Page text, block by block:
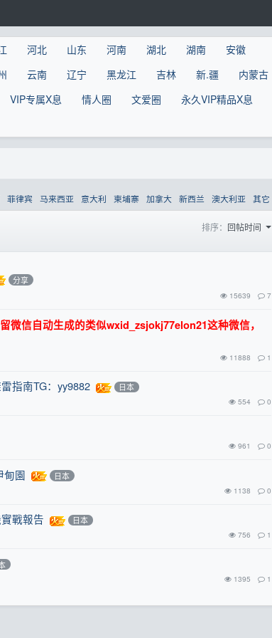
河北 山东 河南 湖北 湖南
安徽
云南 辽宁 黑龙江 吉林 新.疆
内蒙古
VIP专属X息 情人圈 文爱圈
永久VIP精品X息
菲律宾 马来西亚 意大利 柬埔寨 加拿大 新西兰 澳大利亚 其它
排序： 回帖时间
分享
15639 7
微信自动生成的类似wxid_zsjokj77elon21这种微信，
11888 1
指南TG：yy9882 日本
554 0
961 0
甸園 日本
1138 0
戰報告 日本
756 1
1395 1